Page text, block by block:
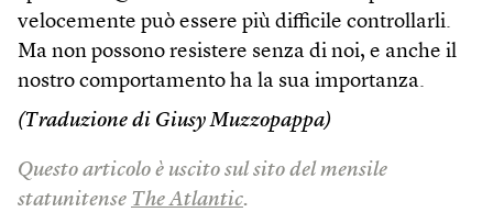
velocemente può essere più difficile controllarli.
Ma non possono resistere senza di noi, e anche il
nostro comportamento ha la sua importanza.
(Traduzione di Giusy Muzzopappa)
Questo articolo è uscito sul sito del mensile
statunitense The Atlantic.